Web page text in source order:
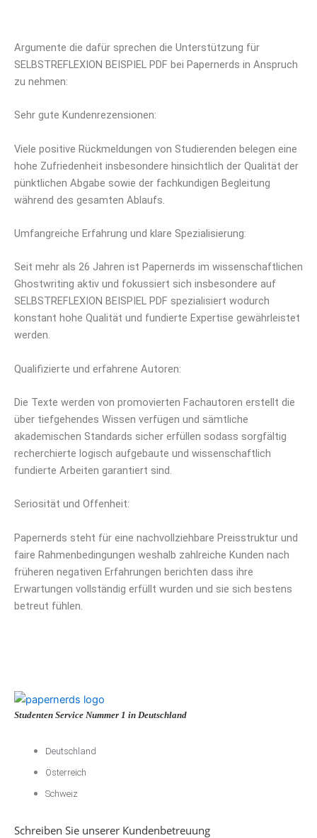
Argumente die dafür sprechen die Unterstützung für
SELBSTREFLEXION BEISPIEL PDF bei Papernerds in Anspruch
zu nehmen:
Sehr gute Kundenrezensionen:
Viele positive Rückmeldungen von Studierenden belegen eine
hohe Zufriedenheit insbesondere hinsichtlich der Qualität der
pünktlichen Abgabe sowie der fachkundigen Begleitung
während des gesamten Ablaufs.
Umfangreiche Erfahrung und klare Spezialisierung:
Seit mehr als 26 Jahren ist Papernerds im wissenschaftlichen
Ghostwriting aktiv und fokussiert sich insbesondere auf
SELBSTREFLEXION BEISPIEL PDF spezialisiert wodurch
konstant hohe Qualität und fundierte Expertise gewährleistet
werden.
Qualifizierte und erfahrene Autoren:
Die Texte werden von promovierten Fachautoren erstellt die
über tiefgehendes Wissen verfügen und sämtliche
akademischen Standards sicher erfüllen sodass sorgfältig
recherchierte logisch aufgebaute und wissenschaftlich
fundierte Arbeiten garantiert sind.
Seriosität und Offenheit:
Papernerds steht für eine nachvollziehbare Preisstruktur und
faire Rahmenbedingungen weshalb zahlreiche Kunden nach
früheren negativen Erfahrungen berichten dass ihre
Erwartungen vollständig erfüllt wurden und sie sich bestens
betreut fühlen.
Studenten Service Nummer 1 in Deutschland
Deutschland
Österreich
Schweiz
Schreiben Sie unserer Kundenbetreuung